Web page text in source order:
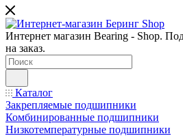
Интернет магазин Bearing - Shop.
на заказ.
Каталог
Закрепляемые подшипники
Комбинированные подшипники
Низкотемпературные подшипники